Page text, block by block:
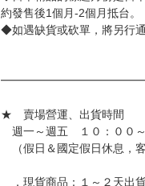
有時會上市前更改贈品內容
◆網路購物取貨後開箱時建
訂金金額將退回至買動漫錢包
◆日本精品為受注代購性質
◆日本精品圖像僅供參考，
約發售後1個月-2個月抵台。